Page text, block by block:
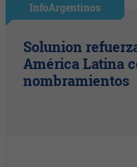
InfoArgentinos
Solunion
América Latina
nombramientos